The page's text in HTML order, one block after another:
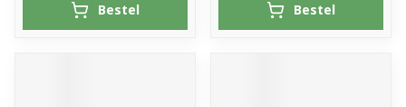
Bestel Bestel